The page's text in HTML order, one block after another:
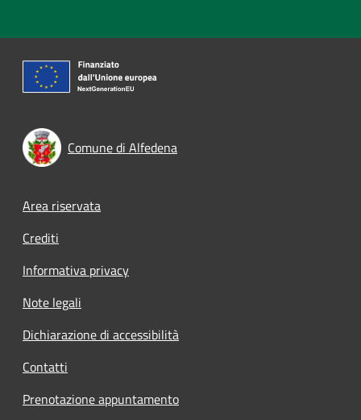
Comune di Alfedena
Footer menu
Area riservata
Crediti
Informativa privacy
Note legali
Dichiarazione di accessibilità
Contatti
Prenotazione appuntamento